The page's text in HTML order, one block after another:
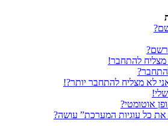
להתחבר!
לא מצליח להתחבר יותר?!
אוטומטי?
כל עוגיות המערכת” עושה?